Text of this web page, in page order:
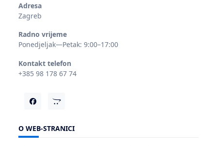
Adresa
Zagreb
Radno vrijeme
Ponedjeljak—Petak: 9:00–17:00
Kontakt telefon
+385 98 178 67 74
O WEB-STRANICI